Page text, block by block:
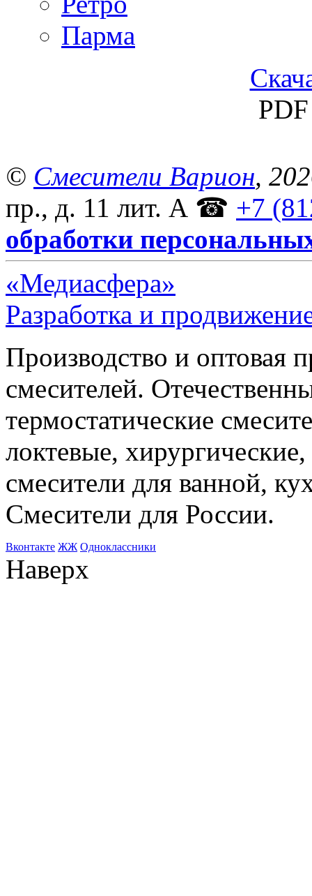
Парма
© Смесители Варион,
пр., д. 11 лит. А ☎ +7
обработки
«Медиасфера»
Разработка и
Производство и оптовая
смесителей.
термостатические
локтевые,
смесители для ванной,
Смесители для России.
Bконтакте ЖЖ Одноклассники
Наверх